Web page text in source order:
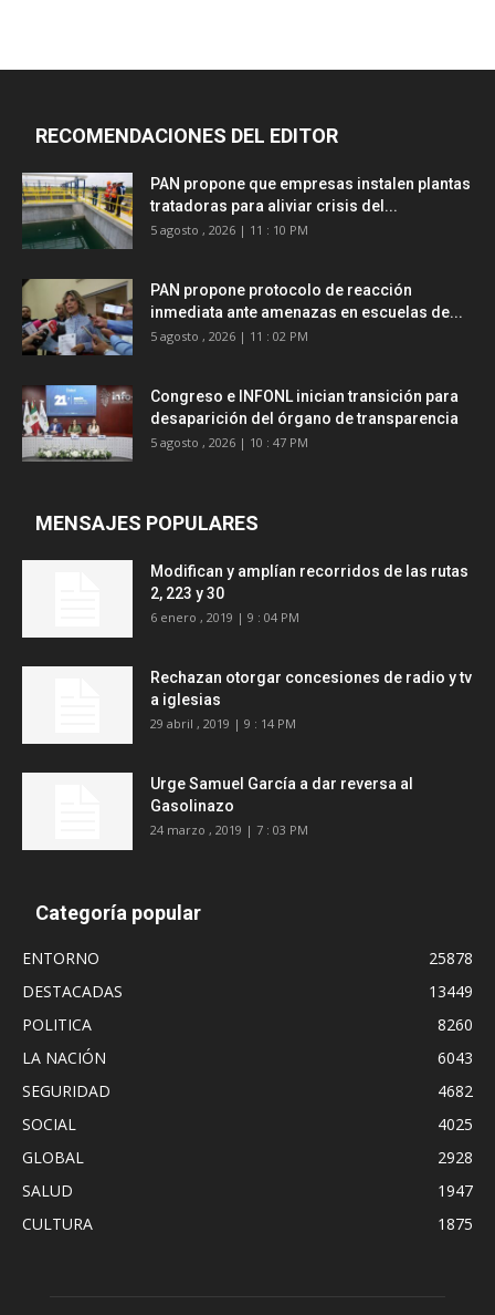
RECOMENDACIONES DEL EDITOR
PAN propone que empresas instalen plantas
tratadoras para aliviar crisis del...
5 agosto , 2026 | 11 : 10 PM
PAN propone protocolo de reacción
inmediata ante amenazas en escuelas de...
5 agosto , 2026 | 11 : 02 PM
Congreso e INFONL inician transición para
desaparición del órgano de transparencia
5 agosto , 2026 | 10 : 47 PM
MENSAJES POPULARES
Modifican y amplían recorridos de las rutas
2, 223 y 30
6 enero , 2019 | 9 : 04 PM
Rechazan otorgar concesiones de radio y tv
a iglesias
29 abril , 2019 | 9 : 14 PM
Urge Samuel García a dar reversa al
Gasolinazo
24 marzo , 2019 | 7 : 03 PM
Categoría popular
ENTORNO
25878
DESTACADAS
13449
POLITICA
8260
LA NACIÓN
6043
SEGURIDAD
4682
SOCIAL
4025
GLOBAL
2928
SALUD
1947
CULTURA
1875